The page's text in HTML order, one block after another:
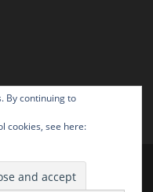
By continuing to
cookies, see here: